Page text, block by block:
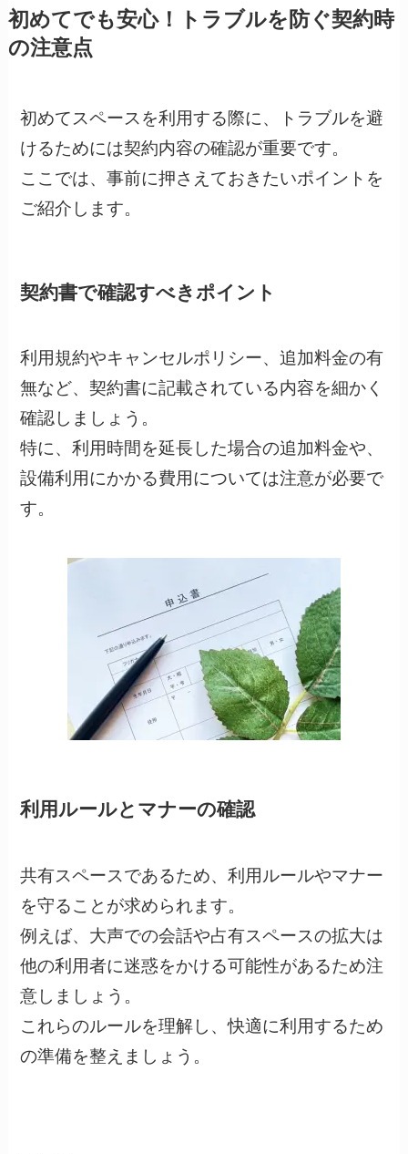
初めてでも安心！トラブルを防ぐ契約時
の注意点
初めてスペースを利用する際に、トラブルを避
けるためには契約内容の確認が重要です。
ここでは、事前に押さえておきたいポイントを
ご紹介します。
契約書で確認すべきポイント
利用規約やキャンセルポリシー、追加料金の有
無など、契約書に記載されている内容を細かく
確認しましょう。
特に、利用時間を延長した場合の追加料金や、
設備利用にかかる費用については注意が必要で
す。
利用ルールとマナーの確認
共有スペースであるため、利用ルールやマナー
を守ることが求められます。
例えば、大声での会話や占有スペースの拡大は
他の利用者に迷惑をかける可能性があるため注
意しましょう。
これらのルールを理解し、快適に利用するため
の準備を整えましょう。